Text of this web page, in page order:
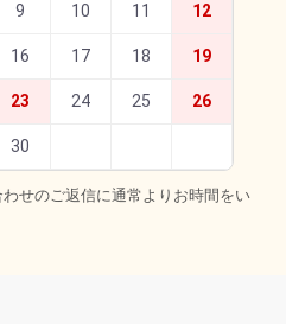
9 10 11 12
16 17 18 19
23 24 25 26
30
せのご返信に通常よりお時間をい